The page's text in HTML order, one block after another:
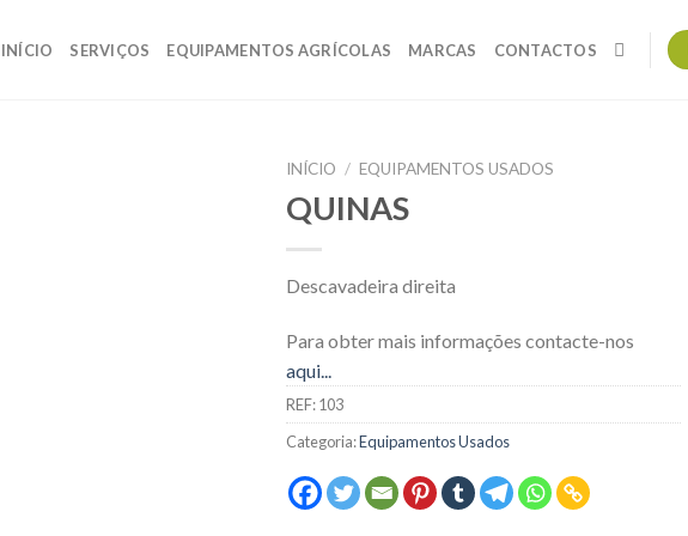
INÍCIO SERVIÇOS EQUIPAMENTOS AGRÍCOLAS MARCAS CONTACTOS
INÍCIO / EQUIPAMENTOS USADOS
QUINAS
Descavadeira direita
Para obter mais informações contacte-nos
aqui...
REF:103
Categoria:Equipamentos Usados